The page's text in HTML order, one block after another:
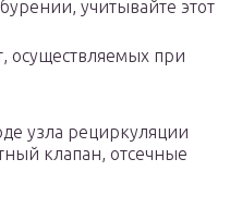
учитывайте этот
осуществляемых при
узла рециркуляции
клапан, отсечные